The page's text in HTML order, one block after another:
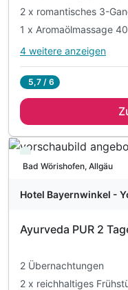
2 x romantisches 3-
1 x Aromaölmassage
Alle
2 x reichhaltiges
1 x Aromaölmassage
1 x Rosenölbad zu
inkl. kuscheliger Leih-
4 weitere anzeigen
5,7 / 6
Immer verfügbar
Bad Wörishofen, Allgäu
Hotel Bayernwinkel -
Ayurveda PUR 2
2 Übernachtungen
2 x reichhaltiges